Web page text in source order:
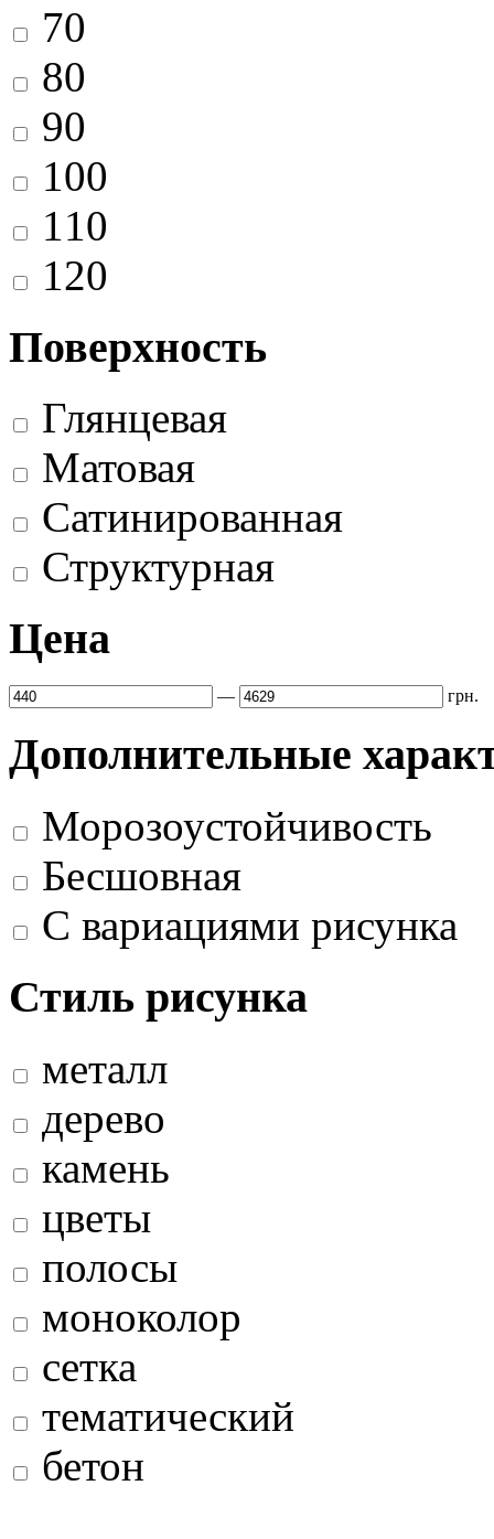
70
80
90
100
110
120
Поверхность
Глянцевая
Матовая
Сатинированная
Структурная
Цена
— грн.
Дополнительные
Морозоустойчивость
Бесшовная
С вариациями рисунка
Стиль рисунка
металл
дерево
камень
цветы
полосы
моноколор
сетка
тематический
бетон